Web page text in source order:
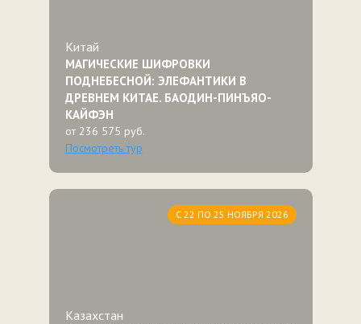
Китай
МАГИЧЕСКИЕ ШИФРОВКИ
ПОДНЕБЕСНОЙ: ЭЛЕФАНТИКИ В
ДРЕВНЕМ КИТАЕ. БАОДИН-ПИНЪЯО-
КАЙФЭН
от 236 575 руб.
Посмотреть тур
С 22 ПО 25 НОЯБРЯ 2026
Казахстан